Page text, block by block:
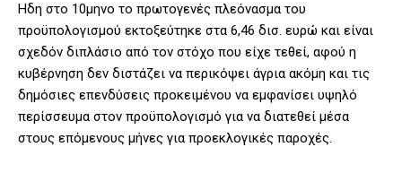
Ηδη στο 10μηνο το πρωτογενές πλεόνασμα του
προϋπολογισμού εκτοξεύτηκε στα 6,46 δισ. ευρώ και είναι
σχεδόν διπλάσιο από τον στόχο που είχε τεθεί, αφού η
κυβέρνηση δεν διστάζει να περικόψει άγρια ακόμη και τις
δημόσιες επενδύσεις προκειμένου να εμφανίσει υψηλό
περίσσευμα στον προϋπολογισμό για να διατεθεί μέσα
στους επόμενους μήνες για προεκλογικές παροχές.